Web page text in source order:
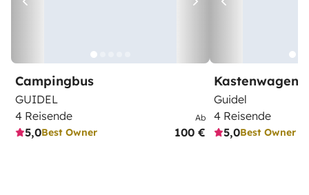
Campingbus
GUIDEL
4 Reisende
5,0Best Owner
Ab
100 €
Kastenwagen
Guidel
4 Reisende
5,0Best Owner